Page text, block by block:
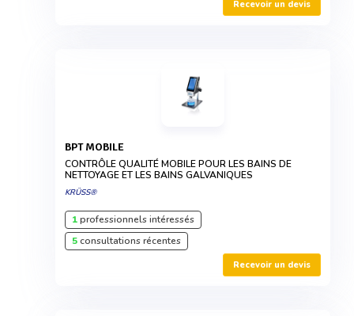
Recevoir un devis
BPT MOBILE
CONTRÔLE QUALITÉ MOBILE POUR LES BAINS DE
NETTOYAGE ET LES BAINS GALVANIQUES
KRÜSS®
1professionnels intéressés
5consultations récentes
Recevoir un devis